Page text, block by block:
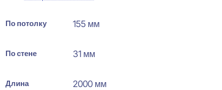
По потолку 155 мм
По стене 31 мм
Длина 2000 мм